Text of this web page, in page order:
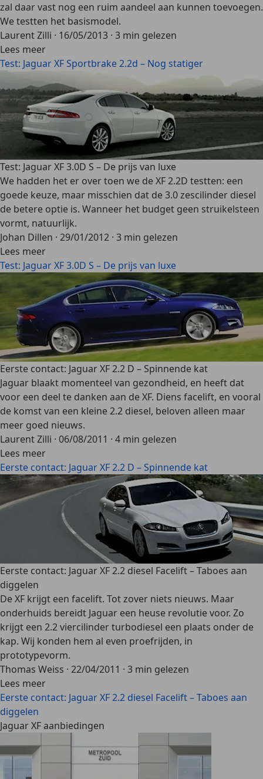
zal daar vast nog een ruim aandeel aan kunnen toevoegen.
We testten het basismodel.
Laurent Zilli · 16/05/2013 · 3 min gelezen
Lees meer
Test: Jaguar XF Sportbrake 2.2d – Nog statiger
Test: Jaguar XF 3.0D S – De prijs van luxe
We hadden het er over toen we de XF 2.2D testten: een
goede keuze, maar misschien dat de 3.0 zescilinder diesel
de betere optie is. Wanneer het budget geen struikelsteen
vormt, natuurlijk.
Johan Dillen · 29/01/2012 · 3 min gelezen
Lees meer
Test: Jaguar XF 3.0D S – De prijs van luxe
Eerste contact: Jaguar XF 2.2 D – Spinnende kat
Jaguar blaakt momenteel van gezondheid, en heeft dat
voor een deel te danken aan de XF. Diens facelift, en vooral
de komst van een kleine 2.2 diesel, beloven alleen maar
meer goed nieuws.
Laurent Zilli · 06/08/2011 · 4 min gelezen
Lees meer
Eerste contact: Jaguar XF 2.2 D – Spinnende kat
Eerste contact: Jaguar XF 2.2 diesel Facelift – Taboes aan
diggelen
De XF krijgt een facelift. Tot zover niets nieuws. Maar
onderhuids bereidt Jaguar een heuse revolutie voor. Zo
krijgt een 2.2 viercilinder turbodiesel een plaats onder de
kap. Wij konden hem al even proefrijden, in
prototypevorm.
Thomas Weiss · 22/04/2011 · 3 min gelezen
Lees meer
Eerste contact: Jaguar XF 2.2 diesel Facelift – Taboes aan
diggelen
Jaguar XF aanbiedingen